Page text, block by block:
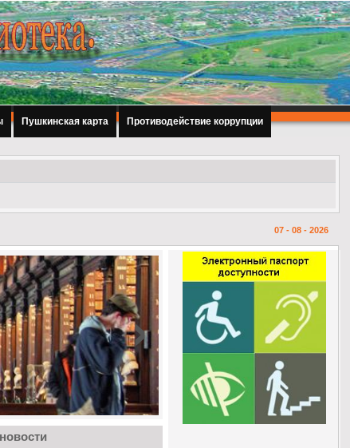
Пушкинская карта Противодействие коррупции
07 - 08 - 2026
›